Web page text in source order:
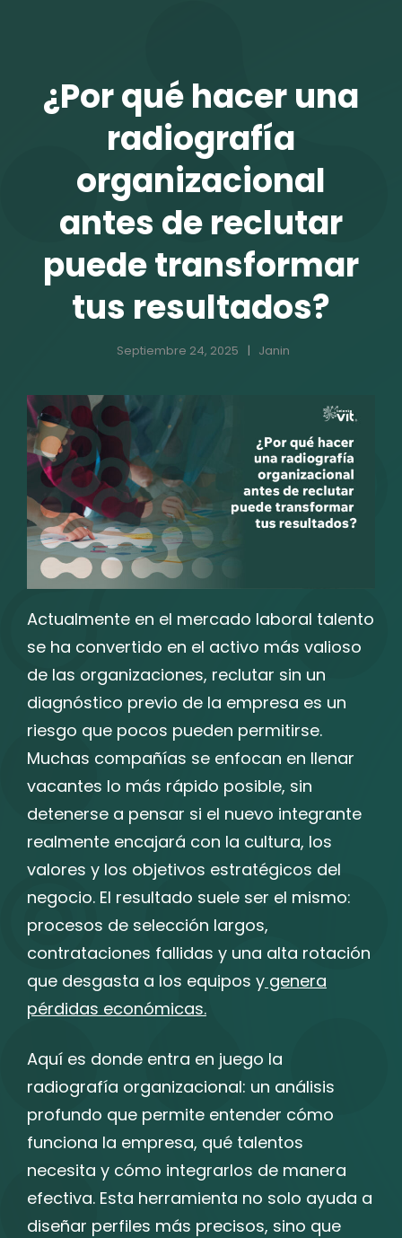
¿Por qué hacer una
radiografía
organizacional
antes de reclutar
puede transformar
tus resultados?
Septiembre 24, 2025 Janin
Actualmente en el mercado laboral talento
se ha convertido en el activo más valioso
de las organizaciones, reclutar sin un
diagnóstico previo de la empresa es un
riesgo que pocos pueden permitirse.
Muchas compañías se enfocan en llenar
vacantes lo más rápido posible, sin
detenerse a pensar si el nuevo integrante
realmente encajará con la cultura, los
valores y los objetivos estratégicos del
negocio. El resultado suele ser el mismo:
procesos de selección largos,
contrataciones fallidas y una alta rotación
que desgasta a los equipos y genera
pérdidas económicas.
Aquí es donde entra en juego la
radiografía organizacional: un análisis
profundo que permite entender cómo
funciona la empresa, qué talentos
necesita y cómo integrarlos de manera
efectiva. Esta herramienta no solo ayuda a
diseñar perfiles más precisos, sino que